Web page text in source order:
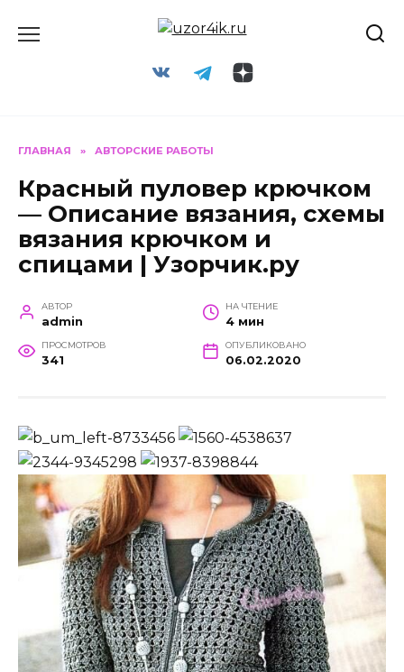
ГЛАВНАЯ » АВТОРСКИЕ РАБОТЫ
Красный пуловер крючком
— Описание вязания, схемы
вязания крючком и
спицами | Узорчик.ру
АВТОР
admin
НА ЧТЕНИЕ
4 мин
ПРОСМОТРОВ
341
ОПУБЛИКОВАНО
06.02.2020